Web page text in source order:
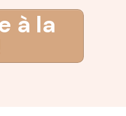
à la